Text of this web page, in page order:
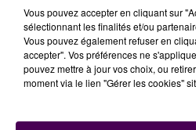
la cour d’en tirer toutes les
sens que nous espérons".
Vous pouvez accepter en cliquant sur
sélectionnant les finalités et/ou
Vous pouvez également refuser en
accepter". Vos préférences ne
pouvez mettre à jour vos choix, ou
moment via le lien "Gérer les cookies"